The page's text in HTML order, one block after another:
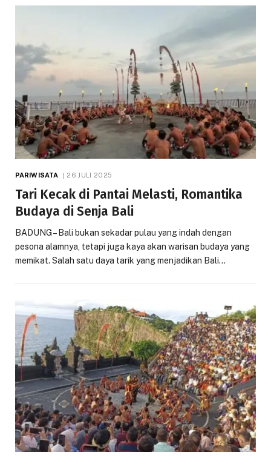
PARIWISATA 26 JULI 2025
Tari Kecak di Pantai Melasti, Romantika
Budaya di Senja Bali
BADUNG – Bali bukan sekadar pulau yang indah dengan
pesona alamnya, tetapi juga kaya akan warisan budaya yang
memikat. Salah satu daya tarik yang menjadikan Bali…